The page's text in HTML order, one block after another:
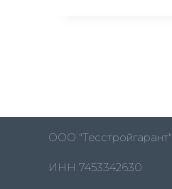
ООО "Тесстройгарант"
ИНН 7453342630